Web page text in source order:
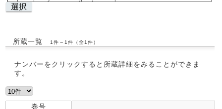
選択
所蔵一覧 1件～1件（全1件）
ナンバーをクリックすると所蔵詳細をみることができま
す。
巻号